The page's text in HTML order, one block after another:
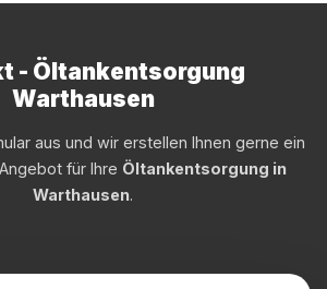
- Öltankentsorgung
Warthausen
aus und wir erstellen Ihnen gerne ein
für Ihre Öltankentsorgung in
Warthausen.